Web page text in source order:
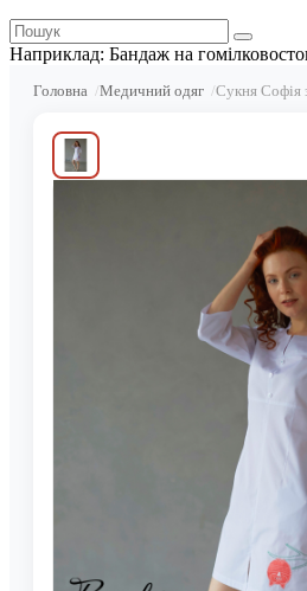
Наприклад: Бандаж на
Головна Медичний одяг Сукня Софія